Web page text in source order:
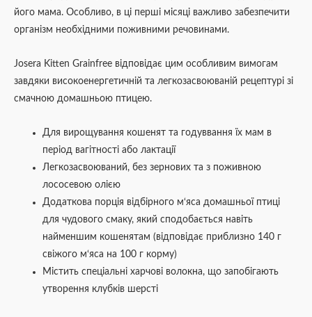
його мама. Особливо, в ці перші місяці важливо забезпечити
організм необхідними поживними речовинами.
Josera Kitten Grainfree відповідає цим особливим вимогам
завдяки високоенергетичній та легкозасвоюваній рецептурі зі
смачною домашньою птицею.
Для вирощування кошенят та годуввання їх мам в
період вагітності або лактації
Легкозасвоюваний, без зернових та з поживною
лососевою олією
Додаткова порція відбірного м‘яса домашньої птиці
для чудового смаку, який сподобається навіть
найменшим кошенятам (відповідає приблизно 140 г
свіжого м‘яса на 100 г корму)
Містить спеціальні харчові волокна, що запобігають
утворення клубків шерсті